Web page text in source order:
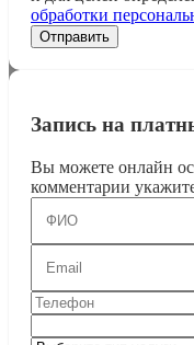
обработки
Запись на
Вы можете онлайн
комментарии